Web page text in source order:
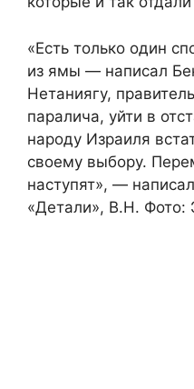
«Есть только один
из ямы — написал
Нетаниягу,
паралича, уйти в
народу Израиля
своему выбору.
наступят», —
«Детали», В.Н. Фото: